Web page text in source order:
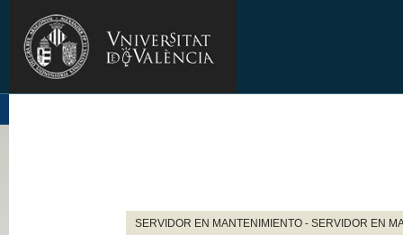
SERVIDOR EN MANTENIMIENTO - SERVIDOR EN